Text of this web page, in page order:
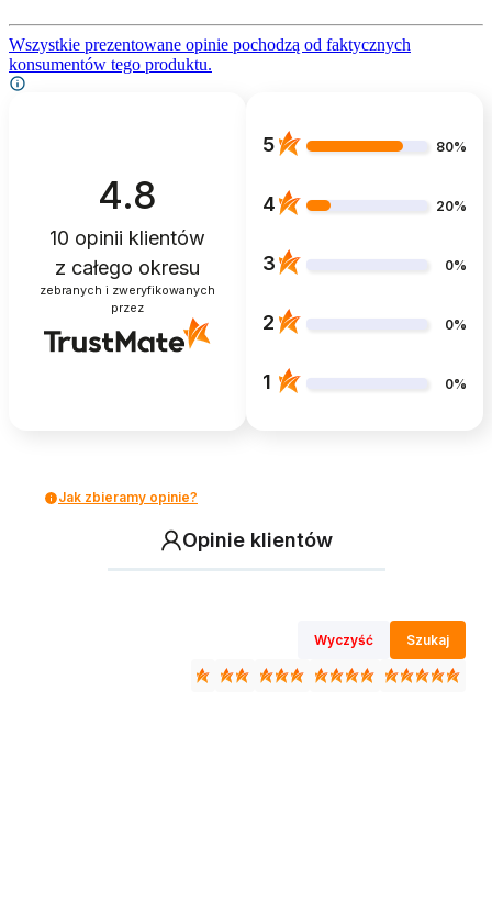
Wszystkie prezentowane opinie pochodzą od faktycznych
konsumentów tego produktu.
4.8
10 opinii klientów
z całego okresu
zebranych i zweryfikowanych
przez
5 80%
4 20%
3 0%
2 0%
1 0%
Jak zbieramy opinie?
Opinie klientów
Wyczyść Szukaj